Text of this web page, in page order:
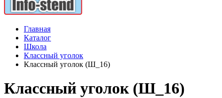
Главная
Каталог
Школа
Классный уголок
Классный уголок (Ш_16)
Классный уголок (Ш_16)